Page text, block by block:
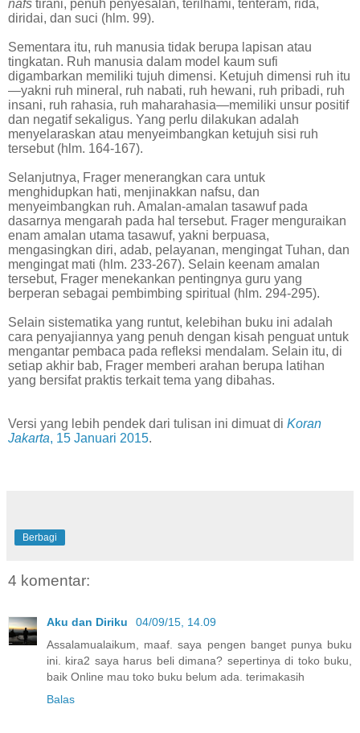
nafs tirani, penuh penyesalan, terilhami, tenteram, rida,
diridai, dan suci (hlm. 99).
Sementara itu, ruh manusia tidak berupa lapisan atau
tingkatan. Ruh manusia dalam model kaum sufi
digambarkan memiliki tujuh dimensi. Ketujuh dimensi ruh itu
—yakni ruh mineral, ruh nabati, ruh hewani, ruh pribadi, ruh
insani, ruh rahasia, ruh maharahasia—memiliki unsur positif
dan negatif sekaligus. Yang perlu dilakukan adalah
menyelaraskan atau menyeimbangkan ketujuh sisi ruh
tersebut (hlm. 164-167).
Selanjutnya, Frager menerangkan cara untuk
menghidupkan hati, menjinakkan nafsu, dan
menyeimbangkan ruh. Amalan-amalan tasawuf pada
dasarnya mengarah pada hal tersebut. Frager menguraikan
enam amalan utama tasawuf, yakni berpuasa,
mengasingkan diri, adab, pelayanan, mengingat Tuhan, dan
mengingat mati (hlm. 233-267). Selain keenam amalan
tersebut, Frager menekankan pentingnya guru yang
berperan sebagai pembimbing spiritual (hlm. 294-295).
Selain sistematika yang runtut, kelebihan buku ini adalah
cara penyajiannya yang penuh dengan kisah penguat untuk
mengantar pembaca pada refleksi mendalam. Selain itu, di
setiap akhir bab, Frager memberi arahan berupa latihan
yang bersifat praktis terkait tema yang dibahas.
Versi yang lebih pendek dari tulisan ini dimuat di Koran
Jakarta, 15 Januari 2015.
Berbagi
4 komentar:
Aku dan Diriku
04/09/15, 14.09
Assalamualaikum, maaf. saya pengen banget punya buku
ini. kira2 saya harus beli dimana? sepertinya di toko buku,
baik Online mau toko buku belum ada. terimakasih
Balas